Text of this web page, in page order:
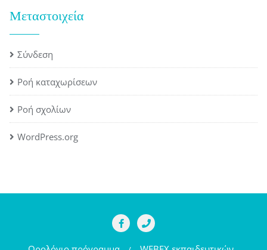
Μεταστοιχεία
Σύνδεση
Ροή καταχωρίσεων
Ροή σχολίων
WordPress.org